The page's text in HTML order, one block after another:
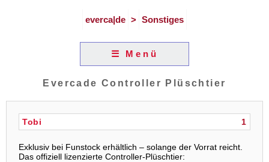
everca|de > Sonstiges
☰ Menü
Evercade Controller Plüschtier
1
Tobi
Exklusiv bei Funstock erhältlich – solange der Vorrat reicht.
Das offiziell lizenzierte Controller-Plüschtier: